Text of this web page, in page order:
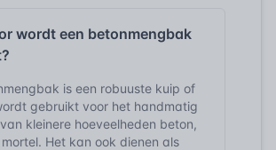
wordt een betonmengbak
is een robuuste kuip of
gebruikt voor het handmatig
kleinere hoeveelheden beton,
Het kan ook dienen als